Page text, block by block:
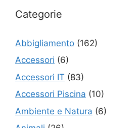
Categorie
Abbigliamento (162)
Accessori (6)
Accessori IT (83)
Accessori Piscina (10)
Ambiente e Natura (6)